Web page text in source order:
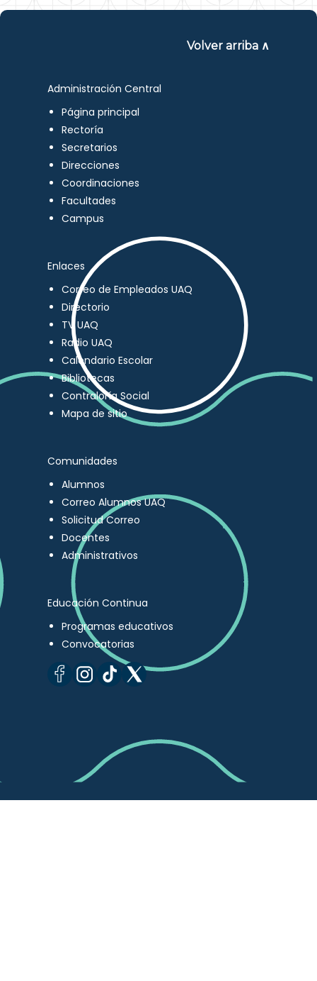
Volver arriba ∧
Administración Central
Página principal
Rectoría
Secretarios
Direcciones
Coordinaciones
Facultades
Campus
Enlaces
Correo de Empleados UAQ
Directorio
TV UAQ
Radio UAQ
Calendario Escolar
Bibliotecas
Contraloría Social
Mapa de sitio
Comunidades
Alumnos
Correo Alumnos UAQ
Solicitud Correo
Docentes
Administrativos
Educación Continua
Programas educativos
Convocatorias